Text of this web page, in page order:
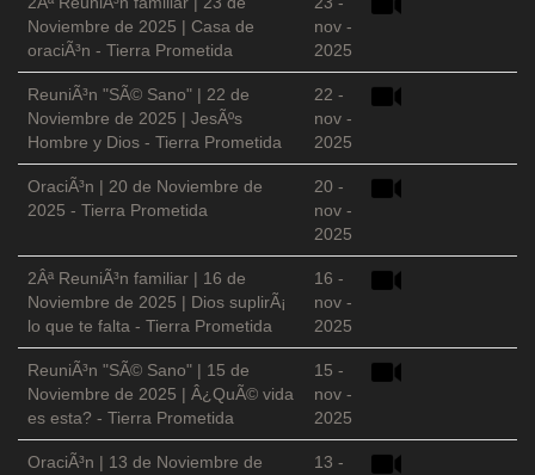
Noviembre de 2025 | Casa de
oraciÃ³n - Tierra Prometida
nov -
2025
ReuniÃ³n "SÃ© Sano" | 22 de
Noviembre de 2025 | JesÃºs
Hombre y Dios - Tierra Prometida
22 -
nov -
2025
OraciÃ³n | 20 de Noviembre de
2025 - Tierra Prometida
20 -
nov -
2025
2Âª ReuniÃ³n familiar | 16 de
Noviembre de 2025 | Dios suplirÃ¡
lo que te falta - Tierra Prometida
16 -
nov -
2025
ReuniÃ³n "SÃ© Sano" | 15 de
Noviembre de 2025 | Â¿QuÃ© vida
es esta? - Tierra Prometida
15 -
nov -
2025
OraciÃ³n | 13 de Noviembre de
13 -